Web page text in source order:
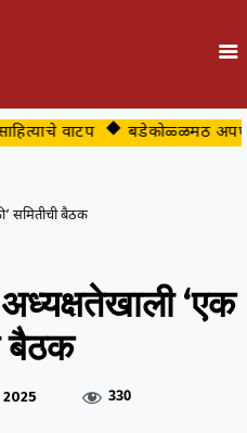
वाटप बडेकोळ्ळमठ
समितीची बैठक
अध्यक्षतेखाली ‘एक
बैठक
2025 330